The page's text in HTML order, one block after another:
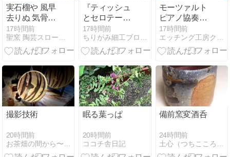
実石榴や 風早
去りぬ 気骨者
（みざくろや
かぜはやさり
ぬきこつも
語：実石榴 石
榴
17時間前
『ティッシュ
とセロテープ
で、かたつむ
りを作る♪』
ちりがみ写真
17時間前
モーツァルト
ピアノ協奏曲
第23番 ハスキ
ル（P） ヌッ
シオ指揮スイ
ーナ放送管弦
楽団
17時間前
撮影技術
20時間前
お茶畑の間から〜Ke-yaki Pottery
眠る葉っぱ
20時間前
ココチ舎日記
備前窯変酒呑
24時間前
土心（つちこころ）のブログ